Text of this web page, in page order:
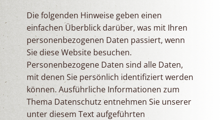
Die folgenden Hinweise geben einen
einfachen Überblick darüber, was mit Ihren
personenbezogenen Daten passiert, wenn
Sie diese Website besuchen.
Personenbezogene Daten sind alle Daten,
mit denen Sie persönlich identifiziert werden
können. Ausführliche Informationen zum
Thema Datenschutz entnehmen Sie unserer
unter diesem Text aufgeführten